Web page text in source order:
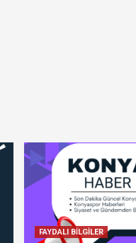
FAYDALI BİLGİLER